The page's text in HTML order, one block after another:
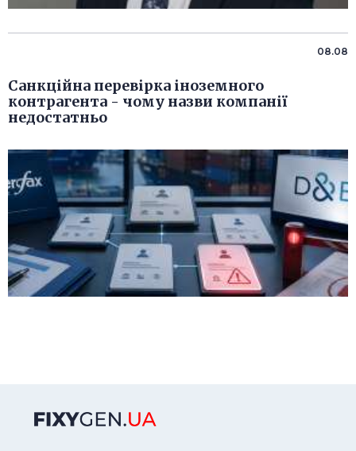
08.08
Санкційна перевірка іноземного
контрагента - чому назви компанії
недостатньо